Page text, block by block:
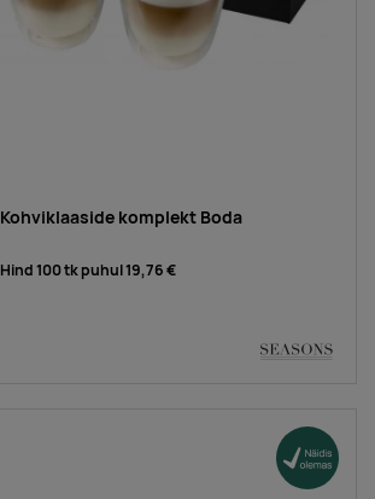
Kohviklaaside komplekt Boda
Hind 100 tk puhul19,76 €